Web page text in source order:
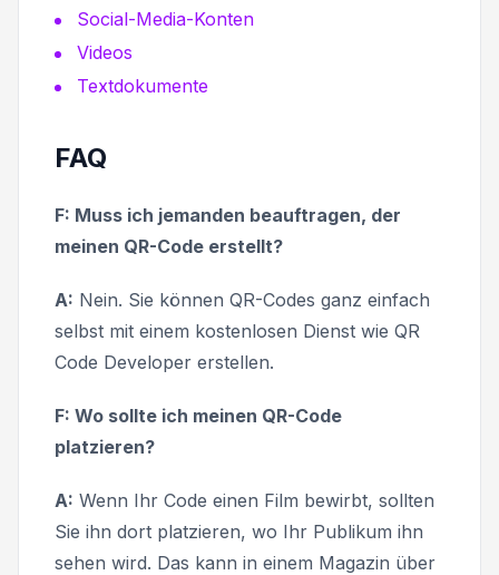
Social-Media-Konten
Videos
Textdokumente
FAQ
F: Muss ich jemanden beauftragen, der
meinen QR-Code erstellt?
A: Nein. Sie können QR-Codes ganz einfach
selbst mit einem kostenlosen Dienst wie QR
Code Developer erstellen.
F: Wo sollte ich meinen QR-Code
platzieren?
A: Wenn Ihr Code einen Film bewirbt, sollten
Sie ihn dort platzieren, wo Ihr Publikum ihn
sehen wird. Das kann in einem Magazin über